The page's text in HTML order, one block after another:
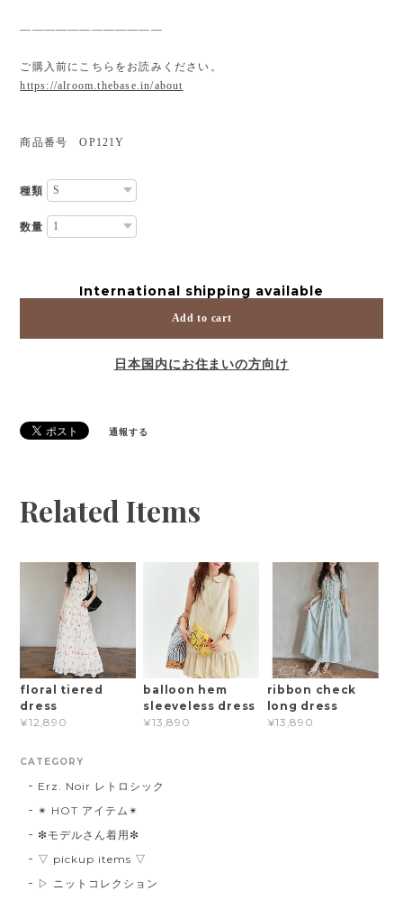
————————————
ご購入前にこちらをお読みください。
https://alroom.thebase.in/about
商品番号 OP121Y
種類
数量
International shipping available
Add to cart
日本国内にお住まいの方向け
通報する
Related Items
floral tiered
dress
¥12,890
balloon hem
sleeveless dress
¥13,890
ribbon check
long dress
¥13,890
CATEGORY
Erz. Noir レトロシック
✴︎ HOT アイテム✴︎
❇︎モデルさん着用❇︎
▽ pickup items ▽
▷ ニットコレクション